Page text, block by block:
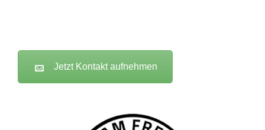
Jetzt Kontakt aufnehmen